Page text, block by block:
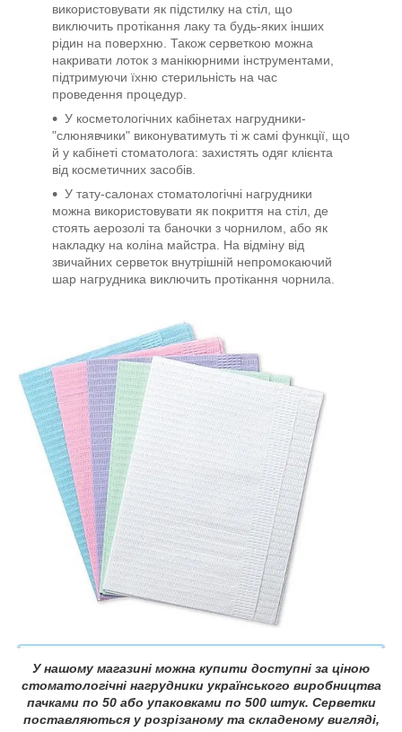
використовувати як підстилку на стіл, що
виключить протікання лаку та будь-яких інших
рідин на поверхню. Також серветкою можна
накривати лоток з манікюрними інструментами,
підтримуючи їхню стерильність на час
проведення процедур.
У косметологічних кабінетах нагрудники-
"слюнявчики" виконуватимуть ті ж самі функції, що
й у кабінеті стоматолога: захистять одяг клієнта
від косметичних засобів.
У тату-салонах стоматологічні нагрудники
можна використовувати як покриття на стіл, де
стоять аерозолі та баночки з чорнилом, або як
накладку на коліна майстра. На відміну від
звичайних серветок внутрішній непромокаючий
шар нагрудника виключить протікання чорнила.
У нашому магазині можна купити доступні за ціною
стоматологічні нагрудники українського виробництва
пачками по 50 або упаковками по 500 штук. Серветки
поставляються у розрізаному та складеному вигляді,